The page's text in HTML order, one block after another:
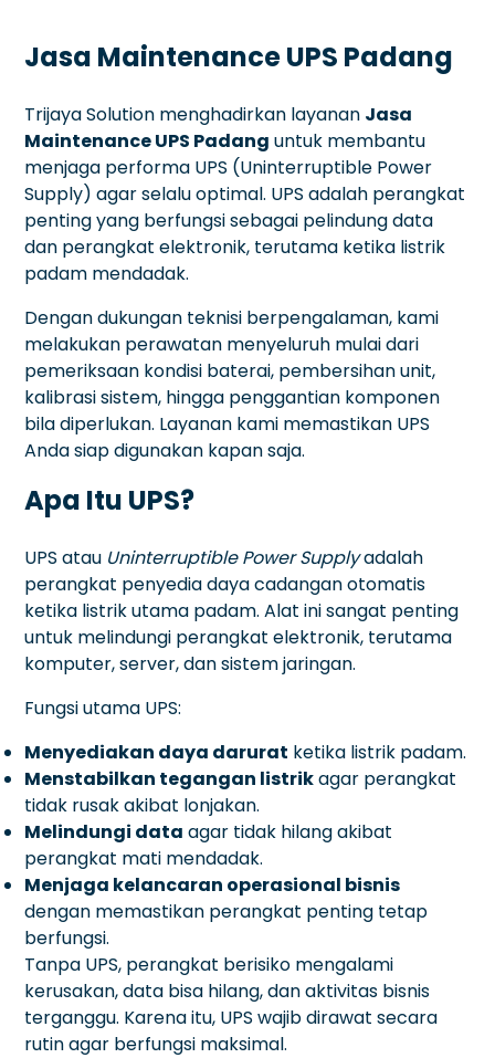
Jasa Maintenance UPS Padang
Trijaya Solution menghadirkan layanan Jasa
Maintenance UPS Padang untuk membantu
menjaga performa UPS (Uninterruptible Power
Supply) agar selalu optimal. UPS adalah perangkat
penting yang berfungsi sebagai pelindung data
dan perangkat elektronik, terutama ketika listrik
padam mendadak.
Dengan dukungan teknisi berpengalaman, kami
melakukan perawatan menyeluruh mulai dari
pemeriksaan kondisi baterai, pembersihan unit,
kalibrasi sistem, hingga penggantian komponen
bila diperlukan. Layanan kami memastikan UPS
Anda siap digunakan kapan saja.
Apa Itu UPS?
UPS atau Uninterruptible Power Supplyadalah
perangkat penyedia daya cadangan otomatis
ketika listrik utama padam. Alat ini sangat penting
untuk melindungi perangkat elektronik, terutama
komputer, server, dan sistem jaringan.
Fungsi utama UPS:
Menyediakan daya darurat ketika listrik padam.
Menstabilkan tegangan listrikagar perangkat
tidak rusak akibat lonjakan.
Melindungi data agar tidak hilang akibat
perangkat mati mendadak.
Menjaga kelancaran operasional bisnis
dengan memastikan perangkat penting tetap
berfungsi.
Tanpa UPS, perangkat berisiko mengalami
kerusakan, data bisa hilang, dan aktivitas bisnis
terganggu. Karena itu, UPS wajib dirawat secara
rutin agar berfungsi maksimal.